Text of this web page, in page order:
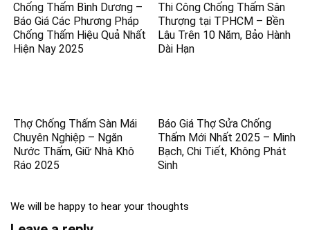
Chống Thấm Bình Dương –
Báo Giá Các Phương Pháp
Chống Thấm Hiệu Quả Nhất
Hiện Nay 2025
Thi Công Chống Thấm Sân
Thượng tại TPHCM – Bền
Lâu Trên 10 Năm, Bảo Hành
Dài Hạn
Thợ Chống Thấm Sàn Mái
Chuyên Nghiệp – Ngăn
Nước Thấm, Giữ Nhà Khô
Ráo 2025
Báo Giá Thợ Sửa Chống
Thấm Mới Nhất 2025 – Minh
Bạch, Chi Tiết, Không Phát
Sinh
We will be happy to hear your thoughts